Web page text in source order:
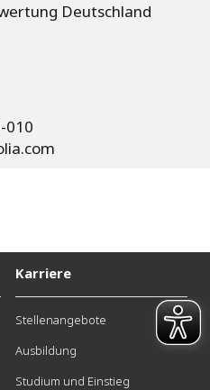
Deutschland
010
Karriere
Stellenangebote
Ausbildung
Studium und Einstieg